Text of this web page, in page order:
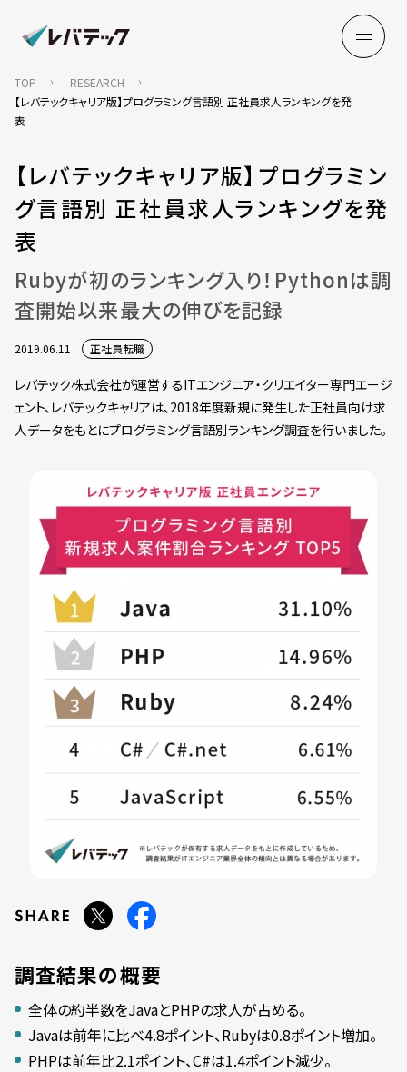
TOP
RESEARCH
【レバテックキャリア版】プログラミング言語別 正社員求人ランキングを発
表
【レバテックキャリア版】プログラミン
グ言語別 正社員求人ランキングを発
表
Rubyが初のランキング入り！Pythonは調
査開始以来最大の伸びを記録
2019.06.11 正社員転職
レバテック株式会社が運営するITエンジニア・クリエイター専門エージ
ェント、レバテックキャリアは、2018年度新規に発生した正社員向け求
人データをもとにプログラミング言語別ランキング調査を行いました。
調査結果の概要
全体の約半数をJavaとPHPの求人が占める。
Javaは前年に比べ4.8ポイント、Rubyは0.8ポイント増加。
PHPは前年比2.1ポイント、C#は1.4ポイント減少。